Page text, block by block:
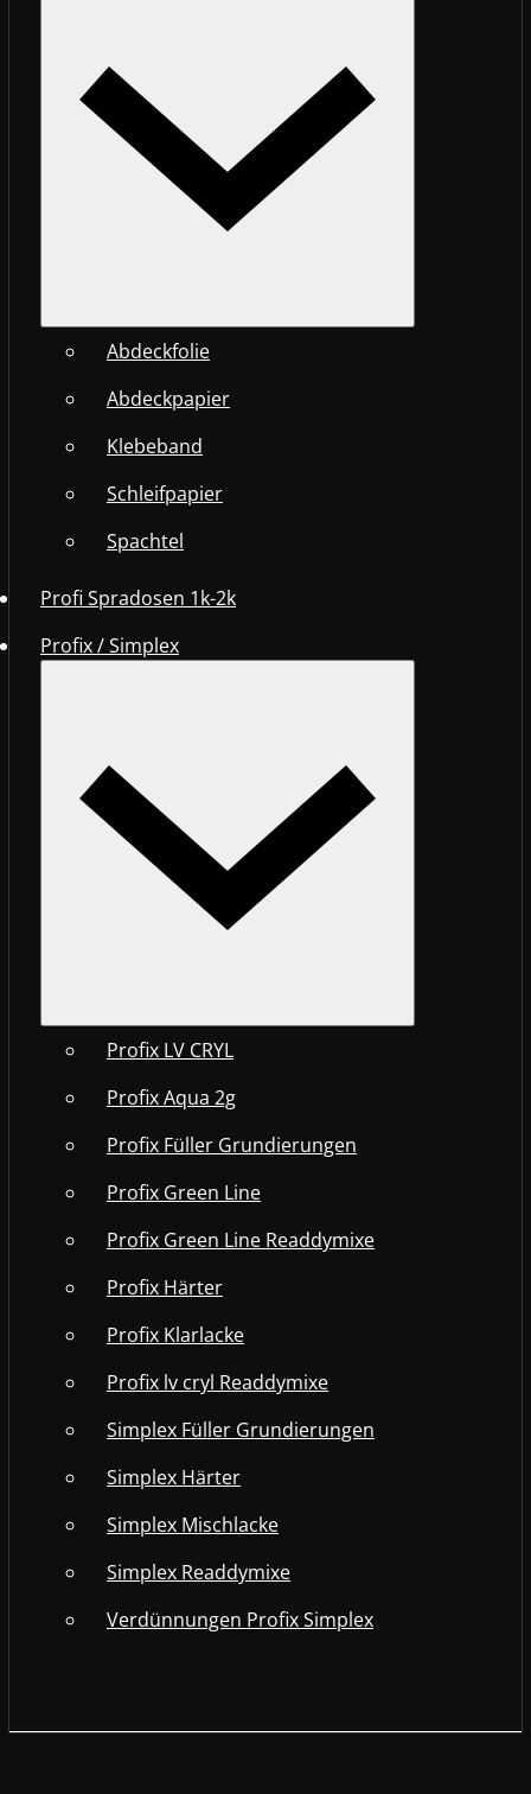
Abdeckfolie
Abdeckpapier
Klebeband
Schleifpapier
Spachtel
Profi Spradosen 1k-2k
Profix / Simplex
Profix LV CRYL
Profix Aqua 2g
Profix Füller Grundierungen
Profix Green Line
Profix Green Line Readdymixe
Profix Härter
Profix Klarlacke
Profix lv cryl Readdymixe
Simplex Füller Grundierungen
Simplex Härter
Simplex Mischlacke
Simplex Readdymixe
Verdünnungen Profix Simplex